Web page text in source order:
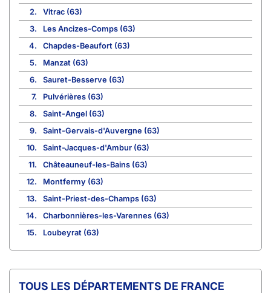
2.
Vitrac (63)
3.
Les Ancizes-Comps (63)
4.
Chapdes-Beaufort (63)
5.
Manzat (63)
6.
Sauret-Besserve (63)
7.
Pulvérières (63)
8.
Saint-Angel (63)
9.
Saint-Gervais-d'Auvergne (63)
10.
Saint-Jacques-d'Ambur (63)
11.
Châteauneuf-les-Bains (63)
12.
Montfermy (63)
13.
Saint-Priest-des-Champs (63)
14.
Charbonnières-les-Varennes (63)
15.
Loubeyrat (63)
TOUS LES DÉPARTEMENTS DE FRANCE